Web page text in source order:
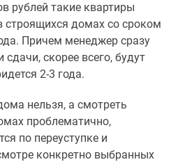
рублей такие квартиры
строящихся домах со сроком
Причем менеджер сразу
сдачи, скорее всего, будут
2-3 года.
нельзя, а смотреть
проблематично,
по переуступке и
конкретно выбранных